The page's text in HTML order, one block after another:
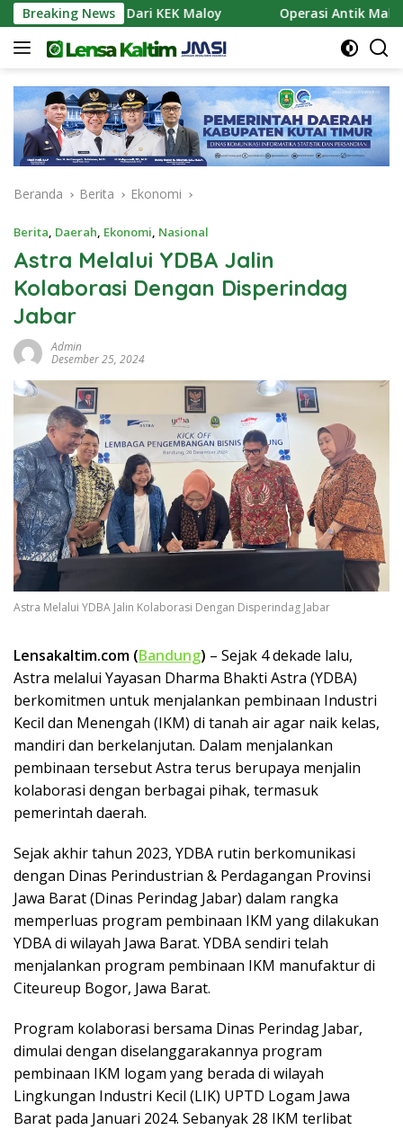
Langsung
ke
konten
Breaking News
Air Dari KEK Maloy Operasi Antik Mahakam
Beranda Berita Ekonomi
Berita, Daerah, Ekonomi, Nasional
Astra Melalui YDBA Jalin
Kolaborasi Dengan Disperindag
Jabar
Admin
Desember 25, 2024
Astra Melalui YDBA Jalin Kolaborasi Dengan Disperindag Jabar
Lensakaltim.com (Bandung) – Sejak 4 dekade lalu,
Astra melalui Yayasan Dharma Bhakti Astra (YDBA)
berkomitmen untuk menjalankan pembinaan Industri
Kecil dan Menengah (IKM) di tanah air agar naik kelas,
mandiri dan berkelanjutan. Dalam menjalankan
pembinaan tersebut Astra terus berupaya menjalin
kolaborasi dengan berbagai pihak, termasuk
pemerintah daerah.
Sejak akhir tahun 2023, YDBA rutin berkomunikasi
dengan Dinas Perindustrian & Perdagangan Provinsi
Jawa Barat (Dinas Perindag Jabar) dalam rangka
memperluas program pembinaan IKM yang dilakukan
YDBA di wilayah Jawa Barat. YDBA sendiri telah
menjalankan program pembinaan IKM manufaktur di
Citeureup Bogor, Jawa Barat.
Program kolaborasi bersama Dinas Perindag Jabar,
dimulai dengan diselanggarakannya program
pembinaan IKM logam yang berada di wilayah
Lingkungan Industri Kecil (LIK) UPTD Logam Jawa
Barat pada Januari 2024. Sebanyak 28 IKM terlibat